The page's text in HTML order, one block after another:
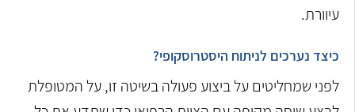
עיוורת.
כיצד נערכים לניתוח היסטרוסקופי?
לפני שמחליטים על ביצוע פעולה בשיטה זו, על המטופלת